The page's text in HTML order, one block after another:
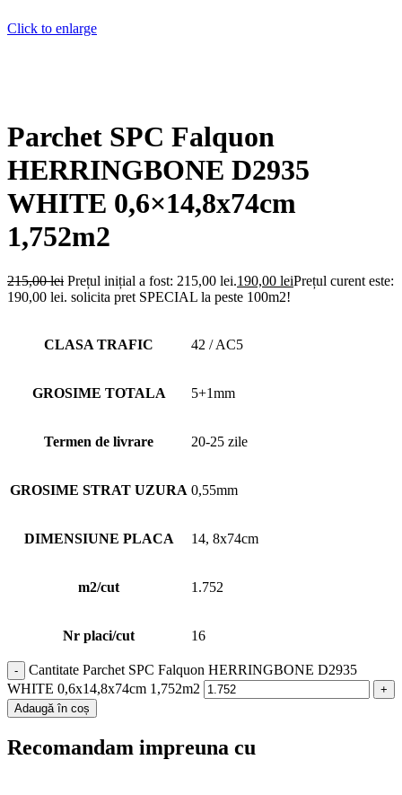
Click to enlarge
Parchet SPC Falquon
HERRINGBONE D2935
WHITE 0,6×14,8x74cm
1,752m2
215,00lei Prețul inițial a fost: 215,00 lei.190,00 leiPrețul curent este:
190,00 lei. solicita pret SPECIAL la peste 100m2!
CLASA TRAFIC 42 / AC5
GROSIME TOTALA 5+1mm
Termen de livrare 20-25 zile
GROSIME STRAT UZURA 0,55mm
DIMENSIUNE PLACA 14, 8x74cm
m2/cut 1.752
Nr placi/cut 16
Cantitate Parchet SPC Falquon HERRINGBONE D2935
WHITE 0,6x14,8x74cm 1,752m2
Adaugă în coș
Recomandam impreuna cu